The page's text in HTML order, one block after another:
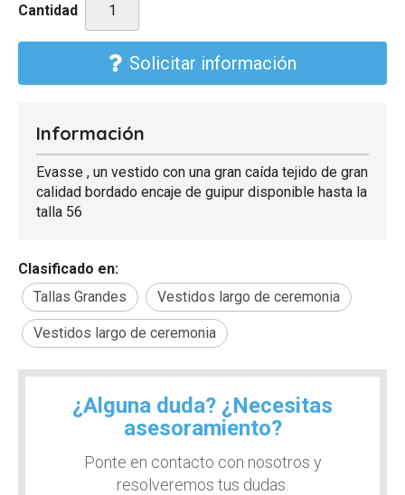
Cantidad
Solicitar información
Información
Evasse , un vestido con una gran caída tejido de gran
calidad bordado encaje de guipur disponible hasta la
talla 56
Clasificado en:
Tallas Grandes
Vestidos largo de ceremonia
Vestidos largo de ceremonia
¿Alguna duda? ¿Necesitas
asesoramiento?
Ponte en contacto con nosotros y
resolveremos tus dudas.